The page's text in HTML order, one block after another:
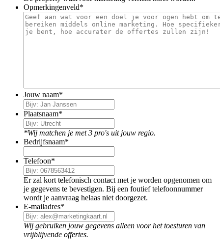
Opmerkingenveld*
Jouw naam*
Plaatsnaam*
*Wij matchen je met 3 pro's uit jouw regio.
Bedrijfsnaam*
Telefoon*
Er zal kort telefonisch contact met je worden opgenomen om
je gegevens te bevestigen. Bij een foutief telefoonnummer
wordt je aanvraag helaas niet doorgezet.
E-mailadres*
Wij gebruiken jouw gegevens alleen voor het toesturen van
vrijblijvende offertes.